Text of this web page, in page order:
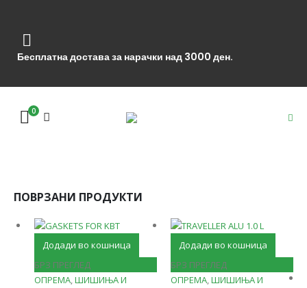
Бесплатна достава за нарачки над 3000 ден.
0
ПОВРЗАНИ ПРОДУКТИ
Додади во кошница
БРЗ ПРЕГЛЕД
ОПРЕМА,ШИШИЊА И
Додади во кошница
БРЗ ПРЕГЛЕД
ОПРЕМА,ШИШИЊА И